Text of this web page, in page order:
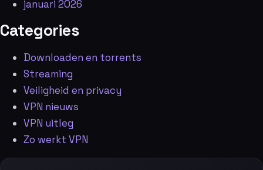
januari 2026
Categories
Downloaden en torrents
Streaming
Veiligheid en privacy
VPN nieuws
VPN uitleg
Zo werkt VPN